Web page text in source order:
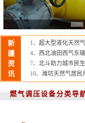
楼栋调压箱 直燃式调压
新
疆
资
讯
1、 超大型液化天然
4、 西北油田西气东
7、 北斗助力城市民
10、 潍坊天然气居民
燃气调压设备分类导